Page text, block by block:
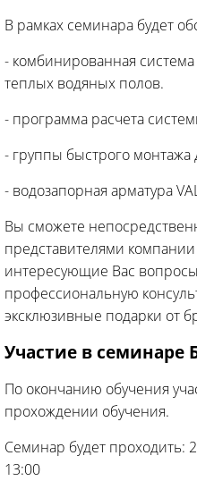
В рамках семинара будет
- комбинированная
теплых водяных полов.
- программа расчета
- группы быстрого монтажа
- водозапорная арматура
Вы сможете
представителями компании
интересующие Вас
профессиональную
эксклюзивные подарки от
Участие в семинаре
По окончанию обучения
прохождении обучения.
Семинар будет проходить:
13:00